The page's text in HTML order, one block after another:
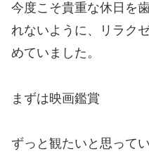
今度こそ貴重な休日を
れないように、リラク
めていました。
まずは映画鑑賞
ずっと観たいと思って